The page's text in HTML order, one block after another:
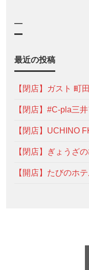
—
最近の投稿
【閉店】ガスト 町
【閉店】#C-pla三
【閉店】UCHINO
【閉店】ぎょうざ
【開店】たびのホ